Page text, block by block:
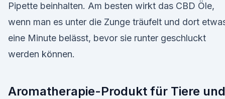
Pipette beinhalten. Am besten wirkt das CBD Öle,
wenn man es unter die Zunge träufelt und dort
eine Minute belässt, bevor sie runter geschluckt
werden können.
Aromatherapie-Produkt für Tiere und